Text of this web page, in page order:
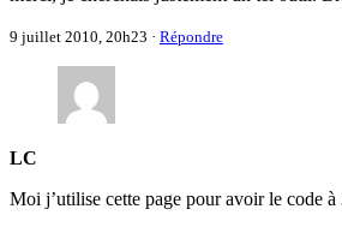
9 juillet 2010, 20h23 · Répondre
LC
Moi j’utilise cette page pour avoir le code